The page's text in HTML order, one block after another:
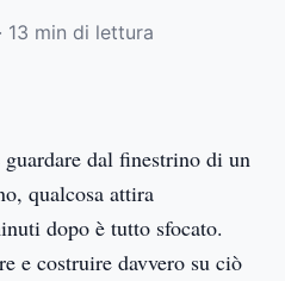
· 13 min di lettura
dal finestrino di un
qualcosa attira
dopo è tutto sfocato.
e costruire davvero su ciò